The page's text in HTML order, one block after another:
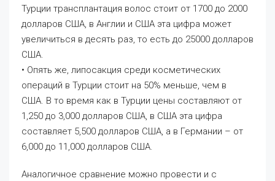
Турции трансплантация волос стоит от 1700 до 2000
долларов США, в Англии и США эта цифра может
увеличиться в десять раз, то есть до 25000 долларов
США.
• Опять же, липосакция среди косметических
операций в Турции стоит на 50% меньше, чем в
США. В то время как в Турции цены составляют от
1,250 до 3,000 долларов США, в США эта цифра
составляет 5,500 долларов США, а в Германии – от
6,000 до 11,000 долларов США.
Аналогичное сравнение можно провести и с